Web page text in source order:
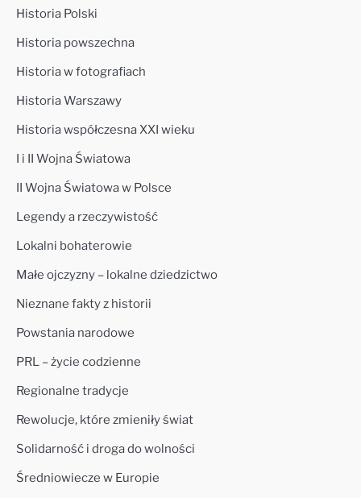
Historia Polski
Historia powszechna
Historia w fotografiach
Historia Warszawy
Historia współczesna XXI wieku
I i II Wojna Światowa
II Wojna Światowa w Polsce
Legendy a rzeczywistość
Lokalni bohaterowie
Małe ojczyzny – lokalne dziedzictwo
Nieznane fakty z historii
Powstania narodowe
PRL – życie codzienne
Regionalne tradycje
Rewolucje, które zmieniły świat
Solidarność i droga do wolności
Średniowiecze w Europie